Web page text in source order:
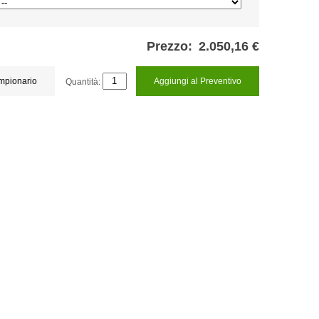
Prezzo: 2.050,16 €
Quantità: Aggiungi al Preventivo